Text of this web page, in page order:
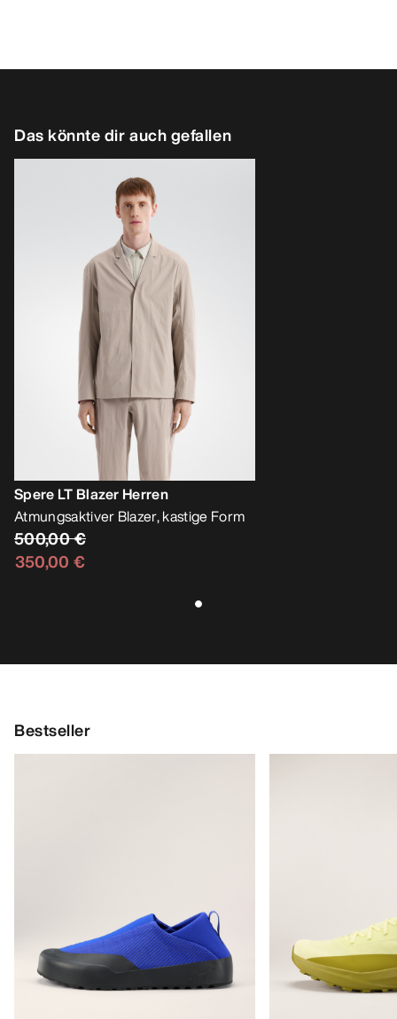
Das könnte dir auch gefallen
Spere LT Blazer Herren
Atmungsaktiver Blazer, kastige Form
500,00 €
350,00 €
Bestseller